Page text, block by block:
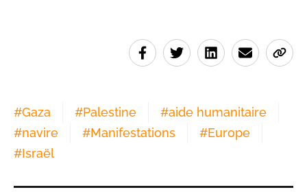
#Gaza #Palestine #aide humanitaire
#navire #Manifestations #Europe
#Israël